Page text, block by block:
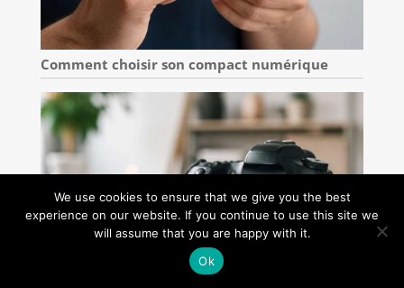
Comment choisir son compact numérique
We use cookies to ensure that we give you the best
experience on our website. If you continue to use this site we
will assume that you are happy with it.
Ok